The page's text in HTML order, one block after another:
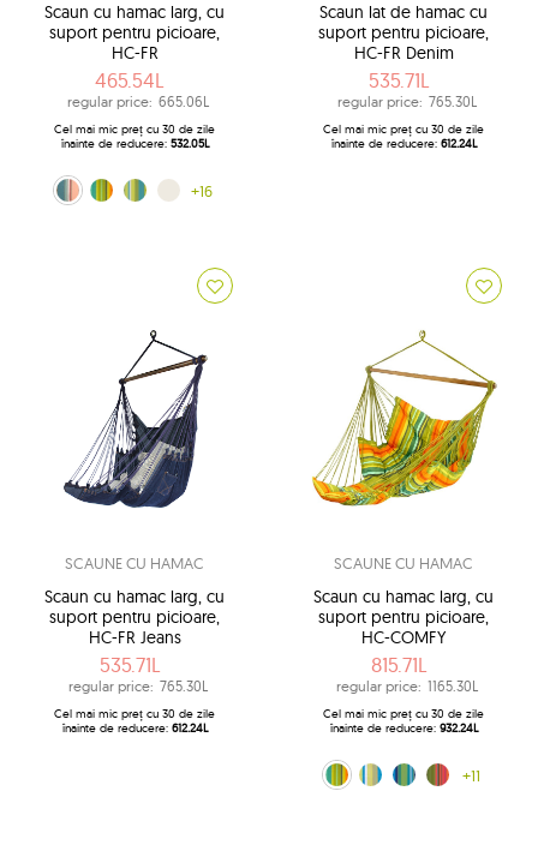
Scaun cu hamac larg, cu
suport pentru picioare,
HC-FR
465.54L
regular price: 665.06L
Cel mai mic preț cu 30 de zile
înainte de reducere: 532.05L
albastru-roz (0356)
Kuna Yala (188)
lemon (204)ecru (209)+16
Scaun lat de hamac cu
suport pentru picioare,
HC-FR Denim
535.71L
regular price: 765.30L
Cel mai mic preț cu 30 de zile
înainte de reducere: 612.24L
SCAUNE CU HAMAC
Scaun cu hamac larg, cu
suport pentru picioare,
HC-FR Jeans
535.71L
regular price: 765.30L
Cel mai mic preț cu 30 de zile
înainte de reducere: 612.24L
SCAUNE CU HAMAC
Scaun cu hamac larg, cu
suport pentru picioare,
HC-COMFY
815.71L
regular price: 1165.30L
Cel mai mic preț cu 30 de zile
înainte de reducere: 932.24L
Kuna Yala (188)
200x100 (204)
albastru (242)
curcubeu (272)
+11